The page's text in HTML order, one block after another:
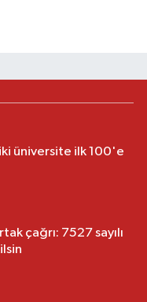
üniversite ilk 100'e
çağrı: 7527 sayılı